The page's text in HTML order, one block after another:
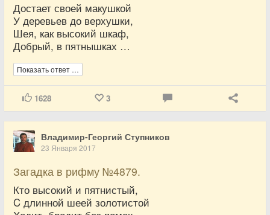
Достает своей макушкой
У деревьев до верхушки,
Шея, как высокий шкаф,
Добрый, в пятнышках …
Показать ответ …
1628 3
Владимир-Георгий Ступников
23 Января 2017
Загадка в рифму №4879.
Кто высокий и пятнистый,
C длинной шеей золотистой